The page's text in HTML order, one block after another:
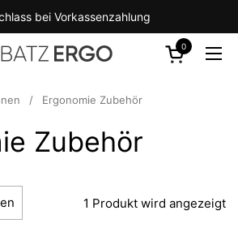
bei Vorkassenzahlung
Warenkorb
0
/ Ergonomie Zubehör
Zubehör
1 Produkt wird angezeigt